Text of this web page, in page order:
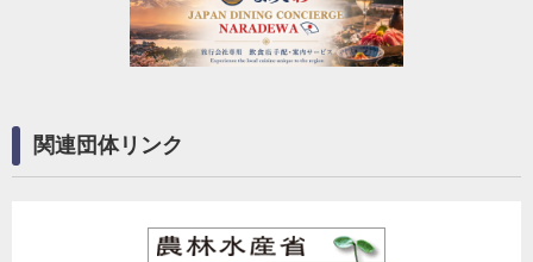
関連団体リンク